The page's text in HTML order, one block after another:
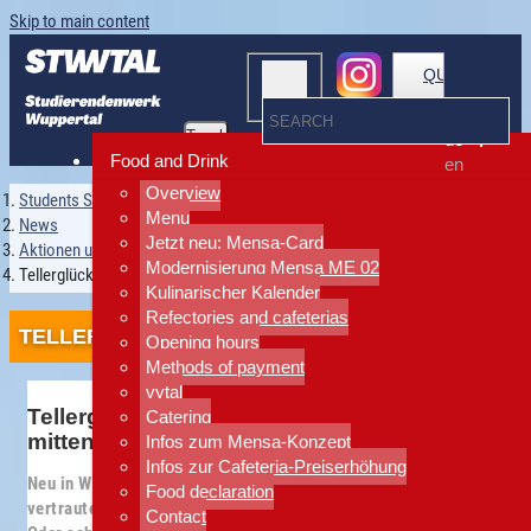
Skip to main content
Toggle
navigation
Food and Drink
Overview
Menu
Jetzt neu: Mensa-Card
Modernisierung Mensa ME 02
Kulinarischer Kalender
Refectories and cafeterias
Opening hours
Methods of payment
vytal
Catering
Infos zum Mensa-Konzept
Infos zur Cafeteria-Preiserhöhung
Food declaration
Contact
QUICKLINKS
de
en
Students Services Wuppertal
News
Aktionen und Events
Tellerglück
TELLERGLÜCK
Tellerglück – Ein Gefühl von Zuhause
mitten unter Fremden
Neu in Wuppertal? Noch kaum jemanden kennengelernt, und der
vertraute Küchentisch fehlt?